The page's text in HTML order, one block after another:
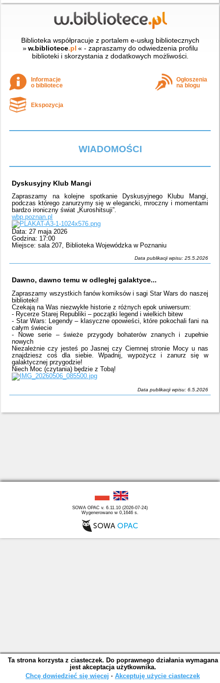
Biblioteka współpracuje z portalem e-usług bibliotecznych
» w.bibliotece.pl « - zapraszamy do odwiedzenia profilu
biblioteki i skorzystania z dodatkowych możliwości.
Informacje
o bibliotece
Ogłoszenia
na blogu
Ekspozycja
WIADOMOŚCI
Dyskusyjny Klub Mangi
Zapraszamy na kolejne spotkanie Dyskusyjnego Klubu Mangi,
podczas którego zanurzymy się w elegancki, mroczny i momentami
bardzo ironiczny świat „Kuroshitsuji”.
wbp.poznan.pl
Data: 27 maja 2026
Godzina: 17:00
Miejsce: sala 207, Biblioteka Wojewódzka w Poznaniu
Data publikacji wpisu: 25.5.2026
Dawno, dawno temu w odległej galaktyce...
Zapraszamy wszystkich fanów komiksów i sagi Star Wars do naszej
biblioteki!
Czekają na Was niezwykłe historie z różnych epok uniwersum:
- Rycerze Starej Republiki – początki legend i wielkich bitew
- Star Wars: Legendy – klasyczne opowieści, które pokochali fani na
całym świecie
- Nowe serie – świeże przygody bohaterów znanych i zupełnie
nowych
Niezależnie czy jesteś po Jasnej czy Ciemnej stronie Mocy u nas
znajdziesz coś dla siebie. Wpadnij, wypożycz i zanurz się w
galaktycznej przygodzie!
Niech Moc (czytania) będzie z Tobą!
Data publikacji wpisu: 6.5.2026
SOWA OPAC v. 6.11.10 (2026-07-24)
Wygenerowano w 0,1646 s.
Ta strona korzysta z ciasteczek. Do poprawnego działania wymagana
jest akceptacja użytkownika.
Chcę dowiedzieć się więcej ∙ Akceptuję użycie ciasteczek